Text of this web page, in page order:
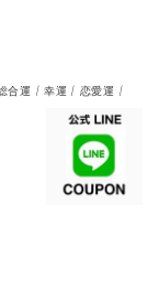
合運 / 幸運 / 恋愛運 /